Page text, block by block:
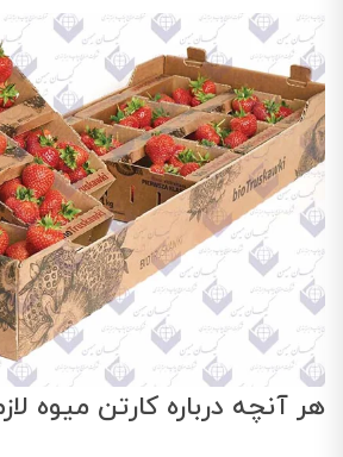
هر آنچه درباره کارتن میوه